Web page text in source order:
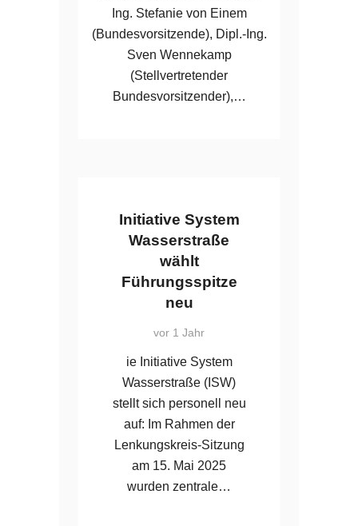
Ing. Stefanie von Einem
(Bundesvorsitzende), Dipl.-Ing.
Sven Wennekamp
(Stellvertretender
Bundesvorsitzender),…
Initiative System
Wasserstraße
wählt
Führungsspitze
neu
vor 1 Jahr
ie Initiative System
Wasserstraße (ISW)
stellt sich personell neu
auf: Im Rahmen der
Lenkungskreis-Sitzung
am 15. Mai 2025
wurden zentrale…